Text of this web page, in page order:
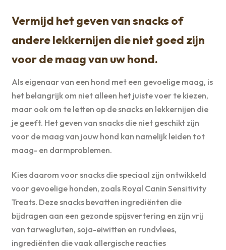
Vermijd het geven van snacks of
andere lekkernijen die niet goed zijn
voor de maag van uw hond.
Als eigenaar van een hond met een gevoelige maag, is
het belangrijk om niet alleen het juiste voer te kiezen,
maar ook om te letten op de snacks en lekkernijen die
je geeft. Het geven van snacks die niet geschikt zijn
voor de maag van jouw hond kan namelijk leiden tot
maag- en darmproblemen.
Kies daarom voor snacks die speciaal zijn ontwikkeld
voor gevoelige honden, zoals Royal Canin Sensitivity
Treats. Deze snacks bevatten ingrediënten die
bijdragen aan een gezonde spijsvertering en zijn vrij
van tarwegluten, soja-eiwitten en rundvlees,
ingrediënten die vaak allergische reacties